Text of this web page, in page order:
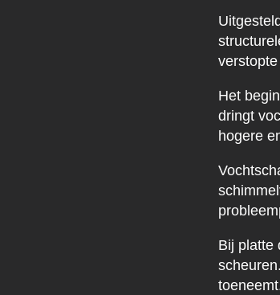
Het
dringt
hogere
Bij platte